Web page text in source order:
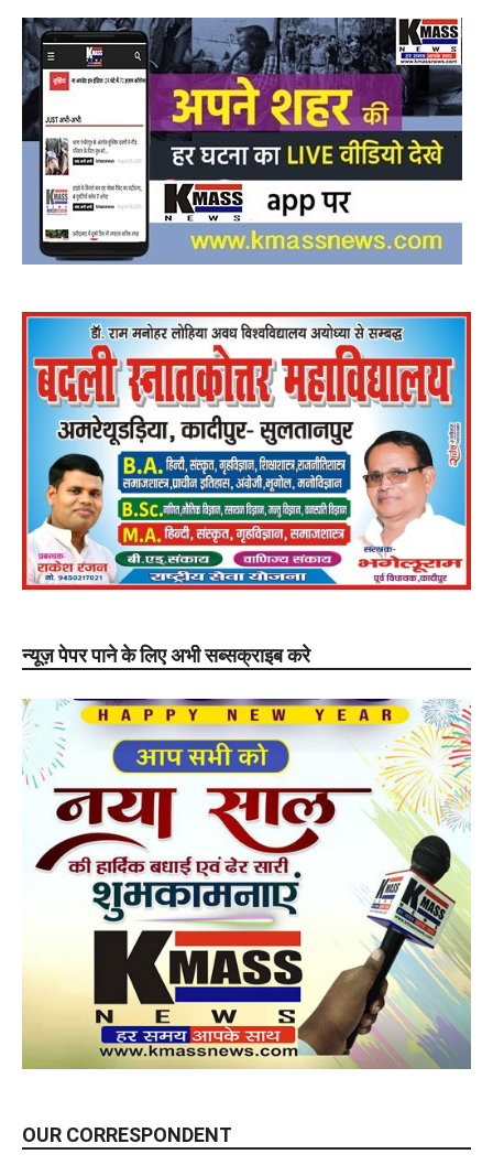
न्यूज़ पेपर पाने के लिए अभी सब्सक्राइब करे
OUR CORRESPONDENT